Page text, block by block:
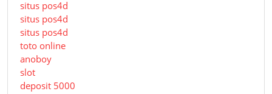
situs pos4d
situs pos4d
situs pos4d
toto online
anoboy
slot
deposit 5000